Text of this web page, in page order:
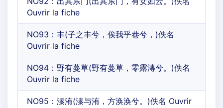
Ouvrir la fiche
NO93：丰(子之丰兮，俟我乎巷兮，)佚名
Ouvrir la fiche
NO94：野有蔓草(野有蔓草，零露漙兮。)佚名
Ouvrir la fiche
NO95：溱洧(溱与洧，方涣涣兮。)佚名 Ouvrir